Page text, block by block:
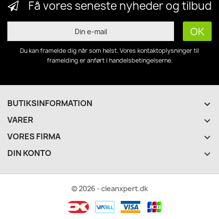
Få vores seneste nyheder og tilbud
Du kan framelde dig når som helst. Vores kontaktoplysninger til
framelding er anført i handelsbetingelserne.
BUTIKSINFORMATION keyboard_arrow_down
VARER 
VORES FIRMA 
DIN KONTO 
© 2026 - cleanxpert.dk